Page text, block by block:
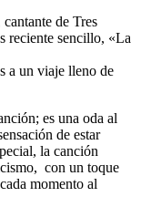
de Tres
reciente sencillo, «La
a un viaje lleno de
es una oda al
de estar
la canción
con un toque
momento al